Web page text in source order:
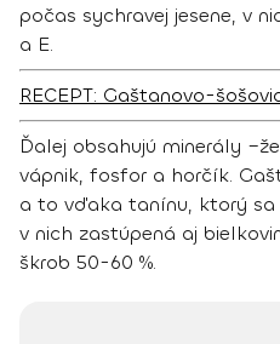
počas sychravej jesene, v
a E.
RECEPT: Gaštanovo-
Ďalej obsahujú minerály –
vápnik, fosfor a horčík.
a to vďaka tanínu, ktorý sa
v nich zastúpená aj
škrob 50-60 %.